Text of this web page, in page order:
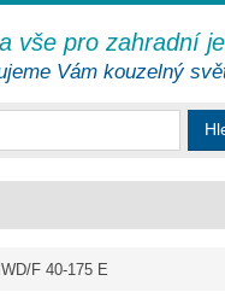
F 40-175 E
vše pro zahradní
Vám kouzelný